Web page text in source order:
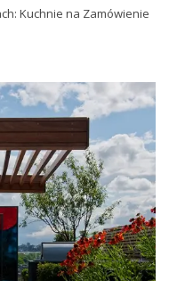
Kuchnie na Zamówienie